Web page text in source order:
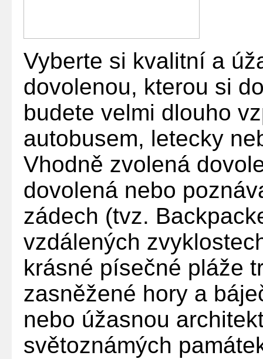
Vyberte si kvalitní a
dovolenou, kterou si
budete velmi dlouho
autobusem, letecky
Vhodně zvolená
dovolená nebo
zádech (tvz.
vzdálených
krásné písečné pláže
zasněžené hory a
nebo úžasnou
světoznámých